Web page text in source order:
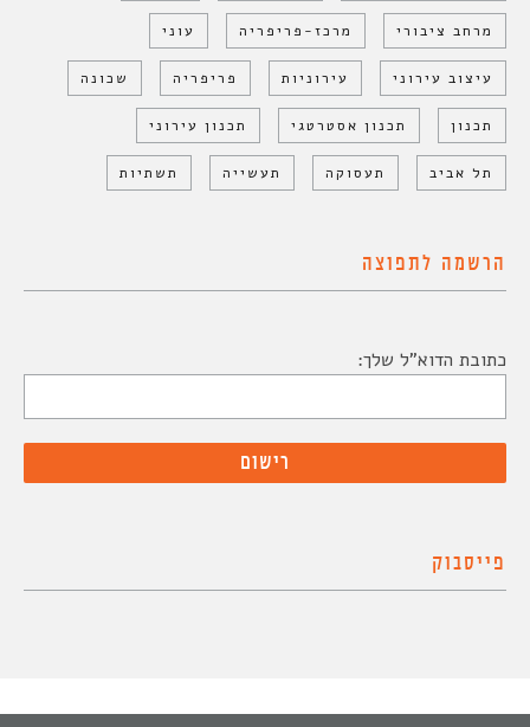
מרחב ציבורי מרכז-פריפריה עוני
עיצוב עירוני עירוניות פריפריה שכונה
תכנון תכנון אסטרטגי תכנון עירוני
תל אביב תעסוקה תעשייה תשתיות
הרשמה לתפוצה
כתובת הדוא"ל שלך:
פייסבוק